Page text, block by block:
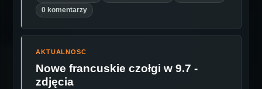
0 komentarzy
AKTUALNOSC
Nowe francuskie czołgi w 9.7 -
zdjęcia